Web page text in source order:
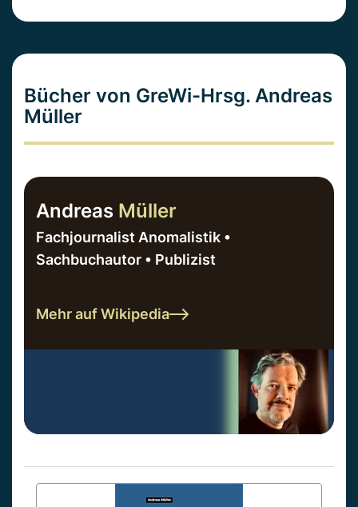
Bücher von GreWi-Hrsg. Andreas
Müller
Andreas Müller
Fachjournalist Anomalistik •
Sachbuchautor • Publizist
Mehr auf Wikipedia